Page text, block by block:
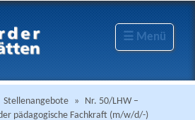
☰ Menü
Stellenangebote »
Nr. 50/LHW –
pädagogische Fachkraft (m/w/d/-)